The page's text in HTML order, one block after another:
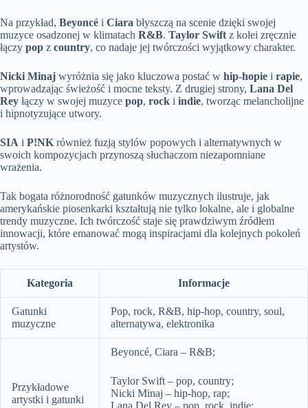
Na przykład, Beyoncé i Ciara błyszczą na scenie dzięki swojej
muzyce osadzonej w klimatach R&B. Taylor Swift z kolei zręcznie
łączy pop z country, co nadaje jej twórczości wyjątkowy charakter.
Nicki Minaj wyróżnia się jako kluczowa postać w hip-hopie i rapie,
wprowadzając świeżość i mocne teksty. Z drugiej strony, Lana Del
Rey łączy w swojej muzyce pop, rock i indie, tworząc melancholijne
i hipnotyzujące utwory.
SIA i P!NK również fuzją stylów popowych i alternatywnych w
swoich kompozycjach przynoszą słuchaczom niezapomniane
wrażenia.
Tak bogata różnorodność gatunków muzycznych ilustruje, jak
amerykańskie piosenkarki kształtują nie tylko lokalne, ale i globalne
trendy muzyczne. Ich twórczość staje się prawdziwym źródłem
innowacji, które emanować mogą inspiracjami dla kolejnych pokoleń
artystów.
Kategoria Informacje
Gatunki
muzyczne
Pop, rock, R&B, hip-hop, country, soul,
alternatywa, elektronika
Przykładowe
artystki i gatunki
Beyoncé, Ciara – R&B;
Taylor Swift – pop, country;
Nicki Minaj – hip-hop, rap;
Lana Del Rey – pop, rock, indie;